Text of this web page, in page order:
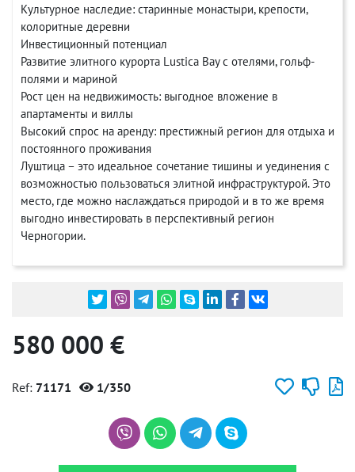
Культурное наследие: старинные монастыри, крепости,
колоритные деревни
Инвестиционный потенциал
Развитие элитного курорта Lustica Bay с отелями, гольф-
полями и мариной
Рост цен на недвижимость: выгодное вложение в
апартаменты и виллы
Высокий спрос на аренду: престижный регион для отдыха и
постоянного проживания
Луштица – это идеальное сочетание тишины и уединения с
возможностью пользоваться элитной инфраструктурой. Это
место, где можно наслаждаться природой и в то же время
выгодно инвестировать в перспективный регион
Черногории.
580 000 €
Ref: 71171 1/350